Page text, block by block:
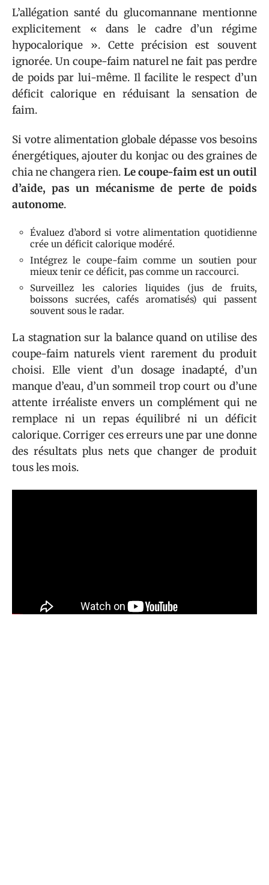
L’allégation santé du glucomannane mentionne
explicitement « dans le cadre d’un régime
hypocalorique ». Cette précision est souvent
ignorée. Un coupe-faim naturel ne fait pas perdre
de poids par lui-même. Il facilite le respect d’un
déficit calorique en réduisant la sensation de
faim.
Si votre alimentation globale dépasse vos besoins
énergétiques, ajouter du konjac ou des graines de
chia ne changera rien. Le coupe-faim est un outil
d’aide, pas un mécanisme de perte de poids
autonome.
Évaluez d’abord si votre alimentation quotidienne
crée un déficit calorique modéré.
Intégrez le coupe-faim comme un soutien pour
mieux tenir ce déficit, pas comme un raccourci.
Surveillez les calories liquides (jus de fruits,
boissons sucrées, cafés aromatisés) qui passent
souvent sous le radar.
La stagnation sur la balance quand on utilise des
coupe-faim naturels vient rarement du produit
choisi. Elle vient d’un dosage inadapté, d’un
manque d’eau, d’un sommeil trop court ou d’une
attente irréaliste envers un complément qui ne
remplace ni un repas équilibré ni un déficit
calorique. Corriger ces erreurs une par une donne
des résultats plus nets que changer de produit
tous les mois.